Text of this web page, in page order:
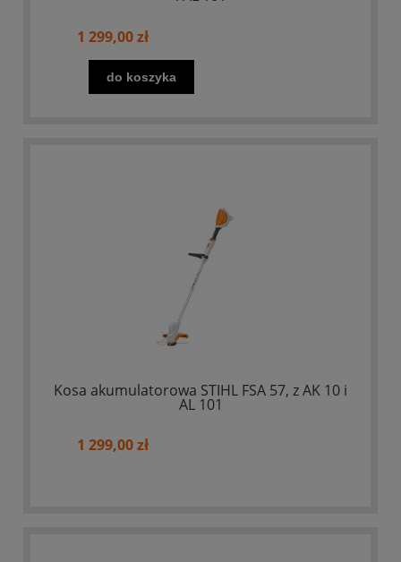
1 299,00 zł
do koszyka
Kosa akumulatorowa STIHL FSA 57, z AK 10 i
AL 101
1 299,00 zł